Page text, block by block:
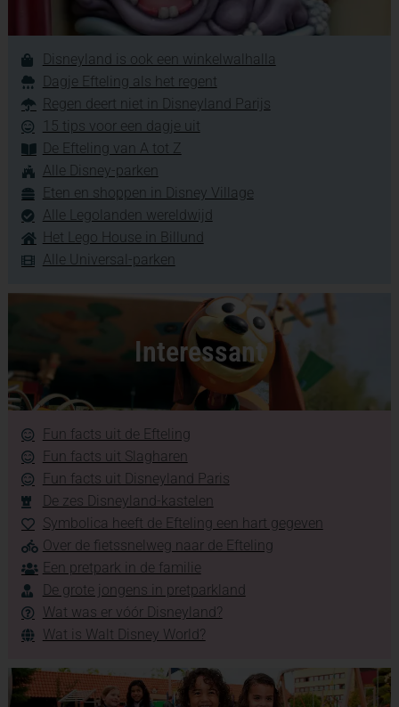
Disneyland is ook een winkelwalhalla
Dagje Efteling als het regent
Regen deert niet in Disneyland Parijs
15 tips voor een dagje uit
De Efteling van A tot Z
Alle Disney-parken
Eten en shoppen in Disney Village
Alle Legolanden wereldwijd
Het Lego House in Billund
Alle Universal-parken
Interessant
Fun facts uit de Efteling
Fun facts uit Slagharen
Fun facts uit Disneyland Paris
De zes Disneyland-kastelen
Symbolica heeft de Efteling een hart gegeven
Over de fietssnelweg naar de Efteling
Een pretpark in de familie
De grote jongens in pretparkland
Wat was er vóór Disneyland?
Wat is Walt Disney World?